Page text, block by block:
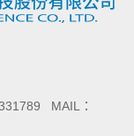
MAIL：